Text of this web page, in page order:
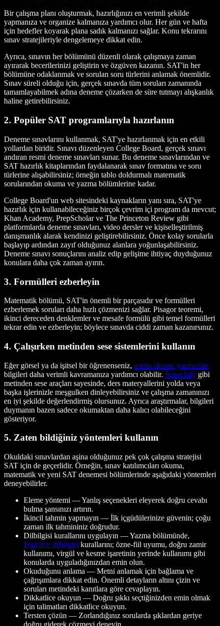
Bir çalışma planı oluşturmak, hazırlığınızı en verimli şekilde
yapmanıza ve organize kalmanıza yardımcı olur. Her gün ve hafta
için hedefler koyarak plana sadık kalmanızı sağlar. Konu tekrarını
sınav stratejileriyle dengelemeye dikkat edin.
Ayrıca, sınavın her bölümünü düzenli olarak çalışmaya zaman
ayırarak becerilerinizi geliştirin ve özgüven kazanın. SAT'in her
bölümüne odaklanmak ve sorulan soru türlerini anlamak önemlidir.
Sınav süreli olduğu için, gerçek sınavda tüm soruları zamanında
tamamlayabilmek adına deneme çözarken de süre tutmayı alışkanlık
haline getirebilirsiniz.
2. Popüler SAT programlarıyla hazırlanın
Deneme sınavlarını kullanmak, SAT'ye hazırlanmak için en etkili
yollardan biridir. Sınavı düzenleyen College Board, gerçek sınavı
andıran resmi deneme sınavları sunar. Bu deneme sınavlarından ve
SAT hazırlık kitaplarından faydalanarak sınav formatına ve soru
türlerine alışabilirsiniz; örneğin tablo doldurmalı matematik
sorularından okuma ve yazma bölümlerine kadar.
College Board'un web sitesindeki kaynakların yanı sıra, SAT'ye
hazırlık için kullanabileceğiniz birçok çevrim içi program da mevcut;
Khan Academy, PrepScholar ve The Princeton Review gibi
platformlarda deneme sınavları, video dersler ve kişiselleştirilmiş
danışmanlık alarak kendinizi geliştirebilirsiniz. Önce kolay sorularla
başlayıp ardından zayıf olduğunuz alanlara yoğunlaşabilirsiniz.
Deneme sınavı sonuçlarını analiz edip gelişime ihtiyaç duyduğunuz
konulara daha çok zaman ayırın.
3. Formülleri ezberleyin
Matematik bölümü, SAT'in önemli bir parçasıdır ve formülleri
ezberlemek soruları daha hızlı çözmenizi sağlar. Pisagor teoremi,
ikinci dereceden denklemler ve mesafe formülü gibi temel formülleri
tekrar edin ve ezberleyin; böylece sınavda ciddi zaman kazanırsınız.
4. Çalışırken metinden sese sistemlerini kullanın
Eğer görsel ya da işitsel bir öğrenenseniz, metin okuma yazılımları
bilgileri daha verimli kavramanıza yardımcı olabilir. Speechify gibi
metinden sese araçları sayesinde, ders materyallerini yolda veya
başka işlerinizle meşgulken dinleyebilirsiniz ve çalışma zamanınızı
en iyi şekilde değerlendirmiş olursunuz. Ayrıca araştırmalar, bilgileri
duymanın bazen sadece okumaktan daha kalıcı olabileceğini
gösteriyor.
5. Zaten bildiğiniz yöntemleri kullanın
Okuldaki sınavlardan aşina olduğunuz pek çok çalışma stratejisi
SAT için de geçerlidir. Örneğin, sınav katılımcıları okuma,
matematik ve yeni SAT denemesi bölümlerinde aşağıdaki yöntemleri
deneyebilirler.
Eleme yöntemi — Yanlış seçenekleri eleyerek doğru cevabı
bulma şansınızı artırın.
İkincil tahmin yapmayın — İlk içgüdülerinize güvenin; çoğu
zaman ilk tahmininiz doğrudur.
Dilbilgisi kurallarını uygulayın — Yazma bölümünde,
İngilizce dilbilgisi kurallarını; özne-fiil uyumu, doğru zamir
kullanımı, virgül ve kesme işaretinin yerinde kullanımı gibi
konularda uyguladığınızdan emin olun.
Okuduğunu anlama — Metni anlamak için bağlama ve
çağrışımlara dikkat edin. Önemli detayların altını çizin ve
soruları metindeki kanıtlara göre cevaplayın.
Dikkatlice okuyun — Doğru şıkkı seçtiğinizden emin olmak
için talimatları dikkatlice okuyun.
Tersten çözün — Zorlandığınız sorularda şıklardan geriye